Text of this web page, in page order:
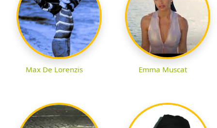
Max De Lorenzis Emma Muscat